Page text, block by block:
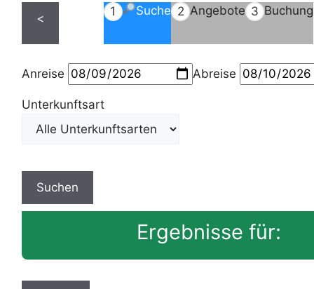
< 1 Suche 2 Angebote 3 Buchung
Anreise Abreise
Unterkunftsart
Ergebnisse für: